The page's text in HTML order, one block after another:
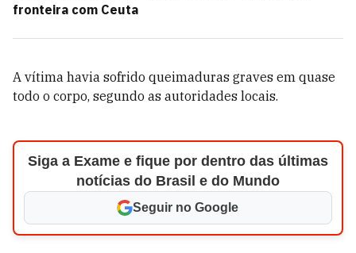
fronteira com Ceuta
A vítima havia sofrido queimaduras graves em quase
todo o corpo, segundo as autoridades locais.
Siga a Exame e fique por dentro das últimas
notícias do Brasil e do Mundo
Seguir no Google